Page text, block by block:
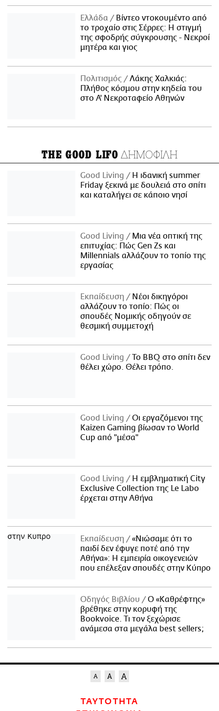
Ελλάδα
Βίντεο ντοκουμέντο από
το τροχαίο στις Σέρρες: Η στιγμή
της σφοδρής σύγκρουσης - Νεκροί
μητέρα και γιος
Πολιτισμός
Λάκης Χαλκιάς:
Πλήθος κόσμου στην κηδεία του
στο Α' Νεκροταφείο Αθηνών
THE GOOD LIFO ΔΗΜΟΦΙΛΗ
Good Living
Η ιδανική summer
Friday ξεκινά με δουλειά στο σπίτι
και καταλήγει σε κάποιο νησί
Good Living
Μια νέα οπτική της
επιτυχίας: Πώς Gen Zs και
Millennials αλλάζουν το τοπίο της
εργασίας
Εκπαίδευση
Νέοι δικηγόροι
αλλάζουν το τοπίο: Πώς οι
σπουδές Νομικής οδηγούν σε
θεσμική συμμετοχή
Good Living
Το BBQ στο σπίτι δεν
θέλει χώρο. Θέλει τρόπο.
Good Living
Οι εργαζόμενοι της
Kaizen Gaming βίωσαν το World
Cup από "μέσα"
Good Living
Η εμβληματική City
Exclusive Collection της Le Labo
έρχεται στην Αθήνα
Εκπαίδευση
«Νιώσαμε ότι το
παιδί δεν έφυγε ποτέ από την
Αθήνα»: Η εμπειρία οικογενειών
που επέλεξαν σπουδές στην Κύπρο
Οδηγός Βιβλίου
Ο «Καθρέφτης»
βρέθηκε στην κορυφή της
Bookvoice. Τι τον ξεχώρισε
ανάμεσα στα μεγάλα best sellers;
ΤΑΥΤΟΤΗΤΑ